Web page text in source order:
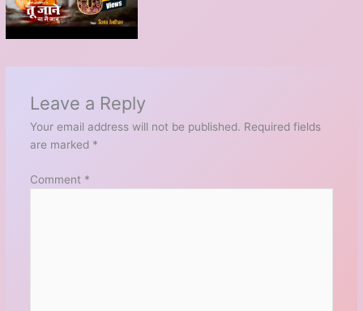
Leave a Reply
Your email address will not be published. Required fields
are marked *
Comment *